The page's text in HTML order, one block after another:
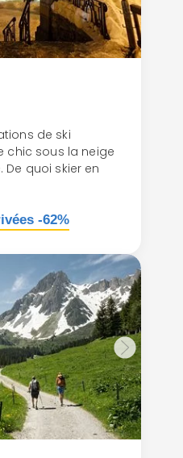
de ski
chic sous la neige
De quoi skier en
-62%
avec Apple
par mail